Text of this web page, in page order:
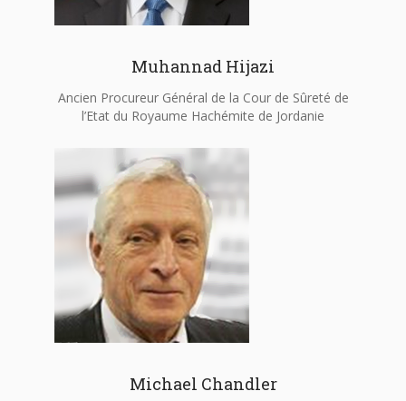
Muhannad Hijazi
Ancien Procureur Général de la Cour de Sûreté de
l’Etat du Royaume Hachémite de Jordanie
Michael Chandler